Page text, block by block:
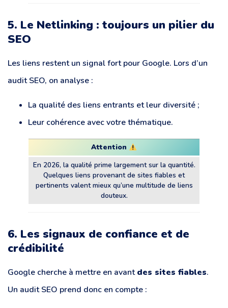
5. Le Netlinking : toujours un pilier du
SEO
Les liens restent un signal fort pour Google. Lors d’un
audit SEO, on analyse :
La qualité des liens entrants et leur diversité ;
Leur cohérence avec votre thématique.
Attention
En 2026, la qualité prime largement sur la quantité.
Quelques liens provenant de sites fiables et
pertinents valent mieux qu’une multitude de liens
douteux.
6. Les signaux de confiance et de
crédibilité
Google cherche à mettre en avantdes sites fiables.
Un audit SEO prend donc en compte :